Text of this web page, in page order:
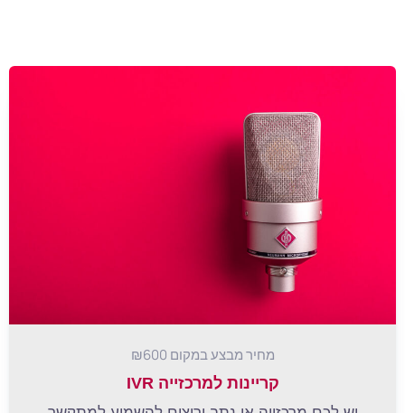
מחיר מבצע במקום ₪600
IVR קריינות למרכזייה